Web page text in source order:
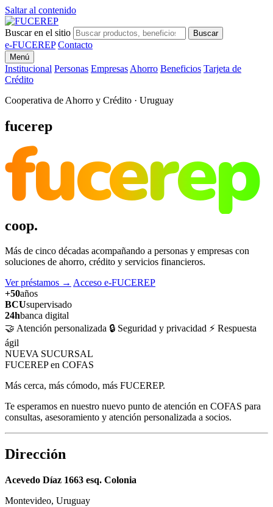
Saltar al contenido
Buscar en el sitio Buscar
e-FUCEREP Contacto
Menú
Institucional Personas Empresas Ahorro Beneficios Tarjeta de
Crédito
Cooperativa de Ahorro y Crédito · Uruguay
fucerep
fucerep
coop.
Más de cinco décadas acompañando a personas y empresas con
soluciones de ahorro, crédito y servicios financieros.
Ver préstamos → Acceso e-FUCEREP
+50años
BCUsupervisado
24hbanca digital
🤝 Atención personalizada 🔒 Seguridad y privacidad ⚡ Respuesta
ágil
NUEVA SUCURSAL
FUCEREP en COFAS
Más cerca, más cómodo, más FUCEREP.
Te esperamos en nuestro nuevo punto de atención en COFAS para
consultas, asesoramiento y atención personalizada a socios.
Dirección
Acevedo Díaz 1663 esq. Colonia
Montevideo, Uruguay